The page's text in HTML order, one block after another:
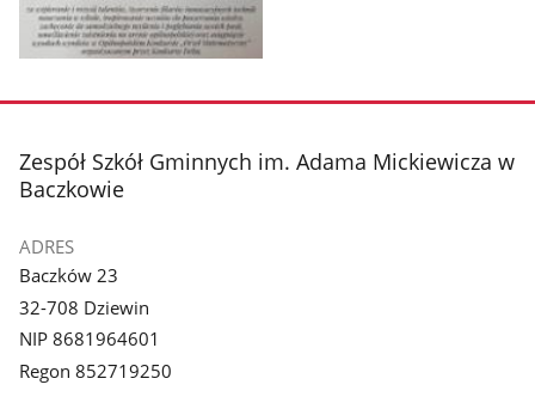
galerii.
stopka
Zespół Szkół Gminnych im. Adama Mickiewicza w
Baczkowie
ADRES
Baczków 23
32-708 Dziewin
NIP 8681964601
Regon 852719250